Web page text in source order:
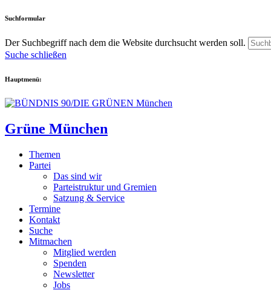
Suchformular
Der Suchbegriff nach dem die Website durchsucht werden soll.
Suche schließen
Hauptmenü:
Grüne München
Themen
Partei
Das sind wir
Parteistruktur und Gremien
Satzung & Service
Termine
Kontakt
Suche
Mitmachen
Mitglied werden
Spenden
Newsletter
Jobs